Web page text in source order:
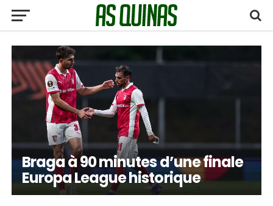
Braga à 90 minutes d’une finale
Europa League historique